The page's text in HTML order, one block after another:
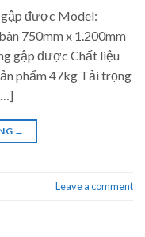
gập được Model:
750mm x 1.200mm
gập được Chất liệu
phẩm 47kg Tải trọng
→
Leave a comment